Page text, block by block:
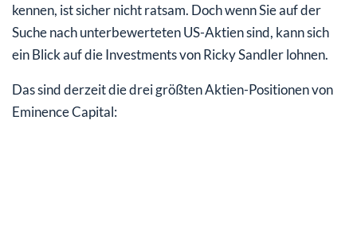
kennen, ist sicher nicht ratsam. Doch wenn Sie auf der
Suche nach unterbewerteten US-Aktien sind, kann sich
ein Blick auf die Investments von Ricky Sandler lohnen.
Das sind derzeit die drei größten Aktien-Positionen von
Eminence Capital: